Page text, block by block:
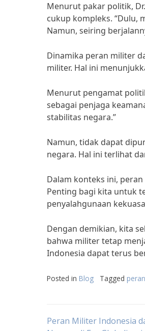
Menurut pakar politik,
cukup kompleks. “Dulu,
Namun, seiring
Dinamika peran militer
militer. Hal ini
Menurut pengamat
sebagai penjaga
stabilitas negara.”
Namun, tidak dapat
negara. Hal ini terlihat
Dalam konteks ini,
Penting bagi kita untuk
penyalahgunaan
Dengan demikian, kita
bahwa militer tetap
Indonesia dapat terus
Posted in Blog Tagged
Peran Militer Indonesia